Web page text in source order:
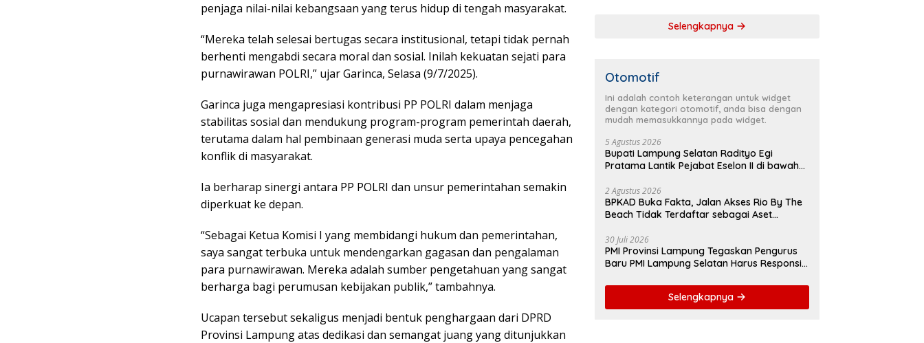
penjaga nilai-nilai kebangsaan yang terus hidup di tengah masyarakat.
“Mereka telah selesai bertugas secara institusional, tetapi tidak pernah
berhenti mengabdi secara moral dan sosial. Inilah kekuatan sejati para
purnawirawan POLRI,” ujar Garinca, Selasa (9/7/2025).
Garinca juga mengapresiasi kontribusi PP POLRI dalam menjaga
stabilitas sosial dan mendukung program-program pemerintah daerah,
terutama dalam hal pembinaan generasi muda serta upaya pencegahan
konflik di masyarakat.
Ia berharap sinergi antara PP POLRI dan unsur pemerintahan semakin
diperkuat ke depan.
“Sebagai Ketua Komisi I yang membidangi hukum dan pemerintahan,
saya sangat terbuka untuk mendengarkan gagasan dan pengalaman
para purnawirawan. Mereka adalah sumber pengetahuan yang sangat
berharga bagi perumusan kebijakan publik,” tambahnya.
Ucapan tersebut sekaligus menjadi bentuk penghargaan dari DPRD
Provinsi Lampung atas dedikasi dan semangat juang yang ditunjukkan
Selengkapnya
Otomotif
Ini adalah contoh keterangan untuk widget
dengan kategori otomotif, anda bisa dengan
mudah memasukkannya pada widget.
5 Agustus 2026
Bupati Lampung Selatan Radityo Egi
Pratama Lantik Pejabat Eselon II di bawah
2 Agustus 2026
BPKAD Buka Fakta, Jalan Akses Rio By The
Beach Tidak Terdaftar sebagai Aset
30 Juli 2026
PMI Provinsi Lampung Tegaskan Pengurus
Baru PMI Lampung Selatan Harus Responsif
Selengkapnya